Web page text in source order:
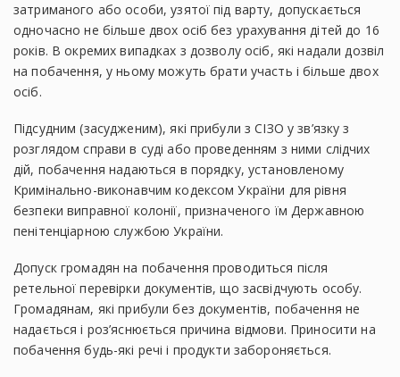
затриманого або особи, узятої під варту, допускається
одночасно не більше двох осіб без урахування дітей до 16
років. В окремих випадках з дозволу осіб, які надали дозвіл
на побачення, у ньому можуть брати участь і більше двох
осіб.
Підсудним (засудженим), які прибули з СІЗО у зв’язку з
розглядом справи в суді або проведенням з ними слідчих
дій, побачення надаються в порядку, установленому
Кримінально-виконавчим кодексом України для рівня
безпеки виправної колонії, призначеного їм Державною
пенітенціарною службою України.
Допуск громадян на побачення проводиться після
ретельної перевірки документів, що засвідчують особу.
Громадянам, які прибули без документів, побачення не
надається і роз’яснюється причина відмови. Приносити на
побачення будь-які речі і продукти забороняється.